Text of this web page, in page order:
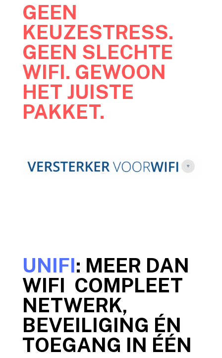
GEEN
KEUZESTRESS.
GEEN SLECHTE
WIFI. GEWOON
HET JUISTE
PAKKET.
UNIFI: MEER DAN
WIFI COMPLEET
NETWERK,
BEVEILIGING ÉN
TOEGANG IN ÉÉN